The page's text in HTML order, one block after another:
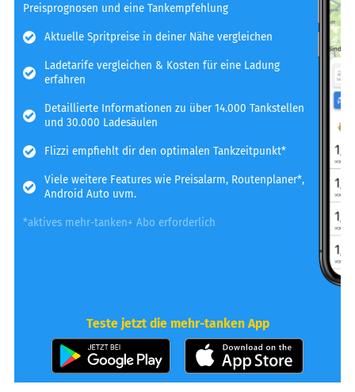
Preisprognosen und eine Tankempfehlung
Aktuelle Spritpreise in deiner Nähe vergleichen
Ladetarife vergleichen & Kosten für eine Ladung
erfahren
Detaillierte Informationen zu über 14.000 Tankstellen
und 30.000 Ladesäulen
Flizzi empfiehlt dir den optimalen Tankzeitpunkt*
Viele weitere Features wie Preisalarm, Routenplaner*,
Android Auto uvm.
*aktives mehr-tanken+ Abo erforderlich
Teste jetzt die mehr-tanken App